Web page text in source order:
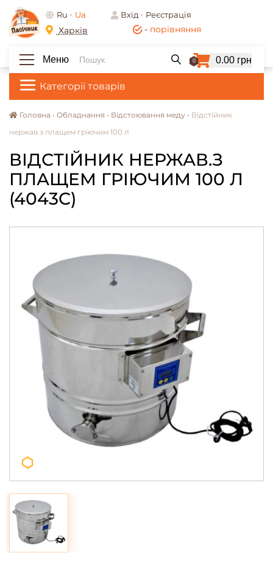
- порівняння
Ru Ua Вхід Реєстрація
Харків
Категорії товарів
Меню 0 0.00 грн
Головна • Обладнання • Відстоювання меду • Відстійник
нержав.з плащем гріючим 100 л
ВІДСТІЙНИК НЕРЖАВ.З
ПЛАЩЕМ ГРІЮЧИМ 100 Л
(4043C)